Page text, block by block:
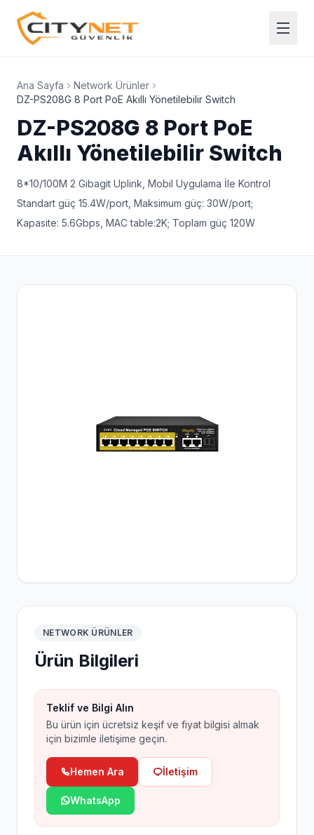
Ana Sayfa
Network Ürünler
DZ-PS208G 8 Port PoE Akıllı Yönetilebilir Switch
DZ-PS208G 8 Port PoE
Akıllı Yönetilebilir Switch
8*10/100M 2 Gibagit Uplink, Mobil Uygulama İle Kontrol
Standart güç 15.4W/port, Maksimum güç: 30W/port;
Kapasite: 5.6Gbps, MAC table:2K; Toplam güç 120W
NETWORK ÜRÜNLER
Ürün Bilgileri
Teklif ve Bilgi Alın
Bu ürün için ücretsiz keşif ve fiyat bilgisi almak
için bizimle iletişime geçin.
Hemen Ara İletişim
WhatsApp